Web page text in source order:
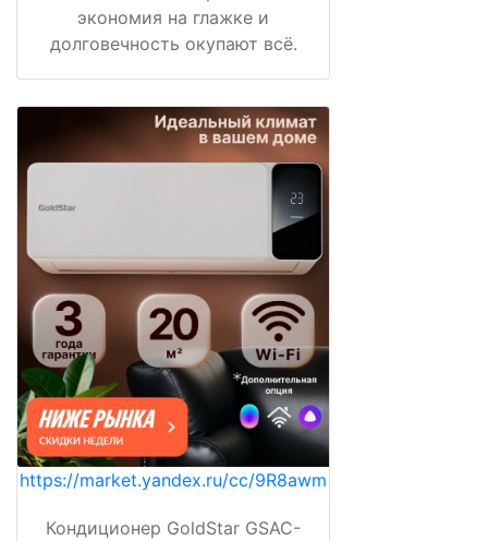
экономия на глажке и
долговечность окупают всё.
https://market.yandex.ru/cc/9R8awm
Кондиционер GoldStar GSAC-